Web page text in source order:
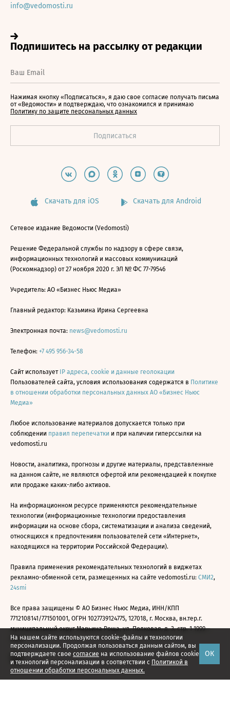
На нашем сайте используются cookie-файлы и технологии
персонализации. Продолжая пользоваться данным сайтом, вы
подтверждаете свое согласие на использование файлов cookie
и технологий персонализации в соответствии с Политикой в
отношении обработки персональных данных.
ОК
info@vedomosti.ru
Нажимая кнопку «Подписаться», я даю свое согласие получать письма
от «Ведомости» и подтверждаю, что ознакомился и принимаю
Политику по защите персональных данных
Скачать для iOS Скачать для Android
Сетевое издание Ведомости (Vedomosti)
Решение Федеральной службы по надзору в сфере связи,
информационных технологий и массовых коммуникаций
(Роскомнадзор) от 27 ноября 2020 г. ЭЛ № ФС 77-79546
Учредитель: АО «Бизнес Ньюс Медиа»
Главный редактор: Казьмина Ирина Сергеевна
Электронная почта: news@vedomosti.ru
Телефон: +7 495 956-34-58
Сайт использует IP адреса, cookie и данные геолокации
Пользователей сайта, условия использования содержатся в Политике
в отношении обработки персональных данных АО «Бизнес Ньюс
Медиа»
Любое использование материалов допускается только при
соблюдении правил перепечатки и при наличии гиперссылки на
vedomosti.ru
Новости, аналитика, прогнозы и другие материалы, представленные
на данном сайте, не являются офертой или рекомендацией к покупке
или продаже каких-либо активов.
На информационном ресурсе применяются рекомендательные
технологии (информационные технологии предоставления
информации на основе сбора, систематизации и анализа сведений,
относящихся к предпочтениям пользователей сети «Интернет»,
находящихся на территории Российской Федерации).
Правила применения рекомендательных технологий в виджетах
рекламно-обменной сети, размещенных на сайте vedomosti.ru: СМИ2,
24smi
Все права защищены © АО Бизнес Ньюс Медиа, ИНН/КПП
7712108141/771501001, ОГРН 1027739124775, 127018, г. Москва, вн.тер.г.
муниципальный округ Марьина Роща, ул. Полковая, д. 3, стр. 1 1999—
2026